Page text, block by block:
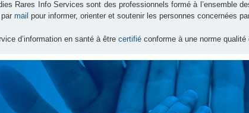
Rares Info Services sont des professionnels formé à l’ensemble
mail pour informer, orienter et soutenir les personnes concernées
d’information en santé à être certifié conforme à une norme